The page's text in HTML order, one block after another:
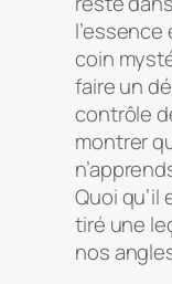
coin
faire un
contrôle
montrer
Quoi qu’il
tiré une
nos